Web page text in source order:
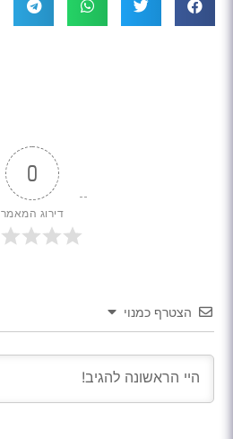
0
דירוג המאמר
הצטרף כמנוי